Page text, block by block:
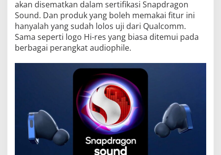
akan disematkan dalam sertifikasi Snapdragon
Sound. Dan produk yang boleh memakai fitur ini
hanyalah yang sudah lolos uji dari Qualcomm.
Sama seperti logo Hi-res yang biasa ditemui pada
berbagai perangkat audiophile.